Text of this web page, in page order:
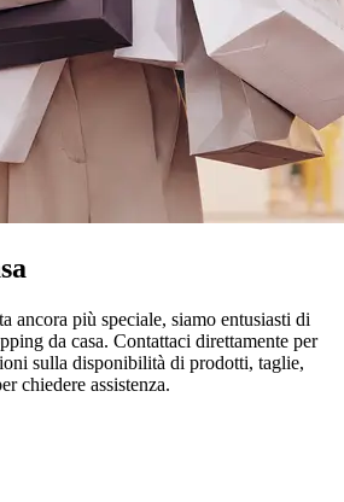
ancora più speciale, siamo entusiasti di
da casa. Contattaci direttamente per
sulla disponibilità di prodotti, taglie,
chiedere assistenza.